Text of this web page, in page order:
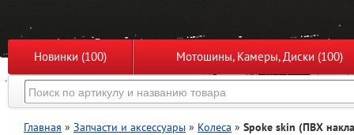
Новинки (100) Мотошины, Камеры, Диски (100)
Главная » Запчасти и аксессуары » Колеса » Spoke skin (ПВХ